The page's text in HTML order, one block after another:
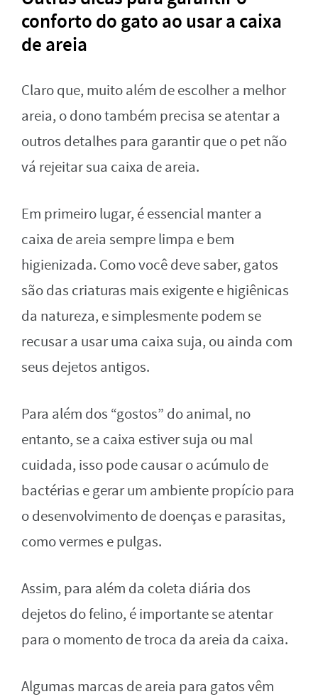
conforto do gato ao usar a caixa
de areia
Claro que, muito além de escolher a melhor
areia, o dono também precisa se atentar a
outros detalhes para garantir que o pet não
vá rejeitar sua caixa de areia.
Em primeiro lugar, é essencial manter a
caixa de areia sempre limpa e bem
higienizada. Como você deve saber, gatos
são das criaturas mais exigente e higiênicas
da natureza, e simplesmente podem se
recusar a usar uma caixa suja, ou ainda com
seus dejetos antigos.
Para além dos “gostos” do animal, no
entanto, se a caixa estiver suja ou mal
cuidada, isso pode causar o acúmulo de
bactérias e gerar um ambiente propício para
o desenvolvimento de doenças e parasitas,
como vermes e pulgas.
Assim, para além da coleta diária dos
dejetos do felino, é importante se atentar
para o momento de troca da areia da caixa.
Algumas marcas de areia para gatos vêm